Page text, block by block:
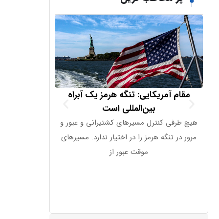
مقام آمریکایی: تنگه هرمز یک آبراه
بین‌المللی است
هیچ طرفی کنترل مسیرهای کشتیرانی و عبور و
مرور در تنگه هرمز را در اختیار ندارد. مسیرهای
موقت عبور از